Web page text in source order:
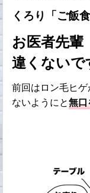
くろり「ご飯
お医者先輩
違くないで
前回はロン毛ヒ
ないようにと無